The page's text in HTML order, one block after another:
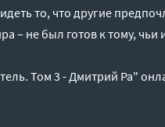
то, что другие
– не был готов к тому,
Том 3 - Дмитрий Ра"